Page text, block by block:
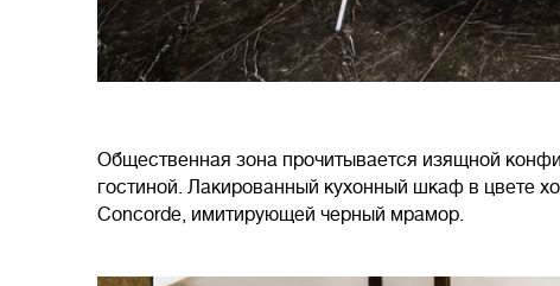
Общественная зона прочитывается изящной
гостиной. Лакированный кухонный шкаф в цвете
Concorde, имитирующей черный мрамор.